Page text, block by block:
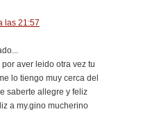
las 21:57
aver leido otra vez tu
lo tiengo muy cerca del
saberte allegre y feliz
a my.gino mucherino